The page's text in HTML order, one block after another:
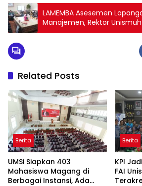
LAMEMBA Asesemen
Manajemen, Rektor
Harap Akreditasi Lebih Baik
Related Posts
Berita
UMSi Siapkan 403
Mahasiswa Magang di
Berbagai Instansi, Ada
Berita
KPI
FAI